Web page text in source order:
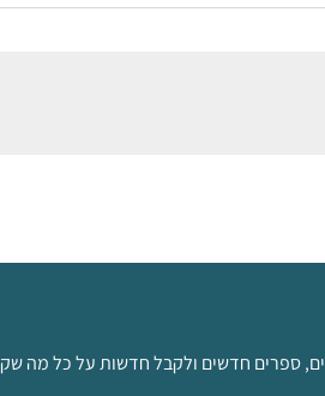
ספרים חדשים ולקבל חדשות על כל מה